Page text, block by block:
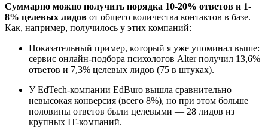
Суммарно можно получить порядка 10-20% ответов и 1-
8% целевых лидов от общего количества контактов в базе.
Как, например, получилось у этих компаний:
Показательный пример, который я уже упоминал выше:
сервис онлайн-подбора психологов Alter получил 13,6%
ответов и 7,3% целевых лидов (75 в штуках).
У EdTech-компании EdBuro вышла сравнительно
невысокая конверсия (всего 8%), но при этом больше
половины ответов были целевыми — 28 лидов из
крупных IT-компаний.